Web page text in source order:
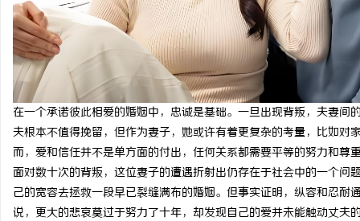
在一个承诺彼此相爱的婚姻中，忠诚是基础。一旦出现背叛，夫妻
夫根本不值得挽留，但作为妻子，她或许有着更复杂的考量，比如
而，爱和信任并不是单方面的付出，任何关系都需要平等的努力和尊
面对数十次的背叛，这位妻子的遭遇折射出仍存在于社会中的一个
己的宽容去拯救一段早已裂缝满布的婚姻。但事实证明，纵容和忍
说，更大的悲哀莫过于努力了十年，却发现自己的爱并未能触动丈夫
净 AC 国际医疗实验室，标准化研发体系 武汉配眼镜 上海配眼镜